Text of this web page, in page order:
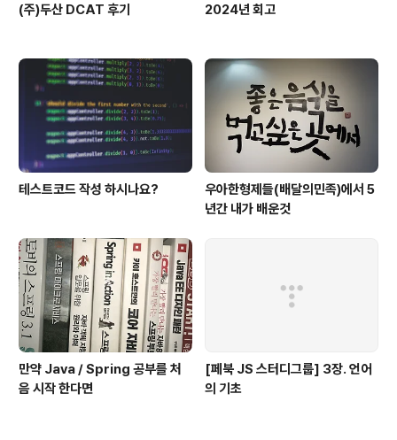
(주)두산 DCAT 후기 2024년 회고
테스트코드 작성 하시나요?
우아한형제들(배달의민족)에서 5
년간 내가 배운것
만약 Java / Spring 공부를 처
음 시작 한다면
[페북 JS 스터디그룹] 3장. 언어
의 기초